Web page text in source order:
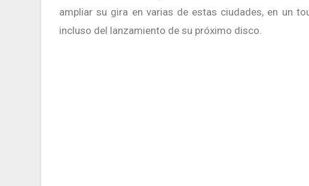
ampliar su gira en varias de estas ciudades, en un
incluso del lanzamiento de su próximo disco.